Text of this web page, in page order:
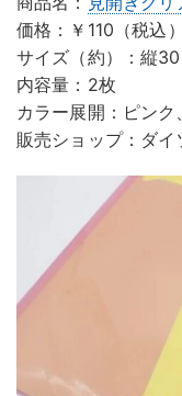
価格：￥110（税込）
サイズ（約）：縦
内容量：2枚
カラー展開：ピンク
販売ショップ：ダイ